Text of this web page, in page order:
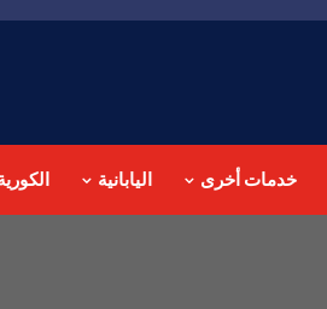
خدمات أخرى اليابانية